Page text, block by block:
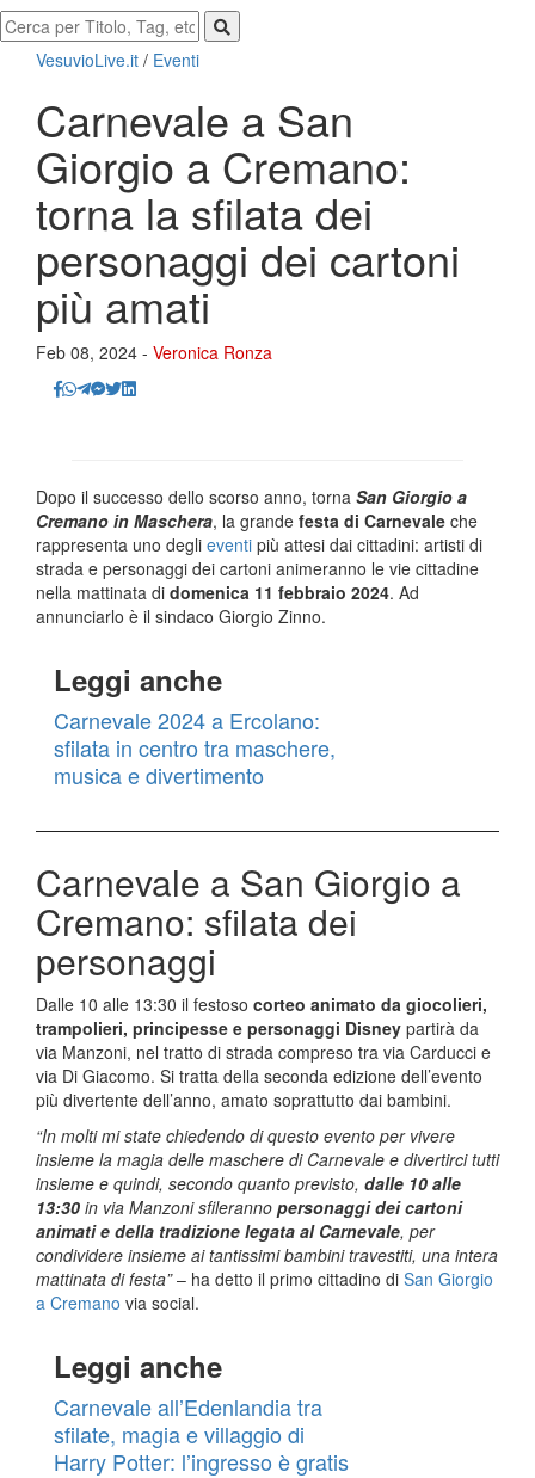
VesuvioLive.it / Eventi
Carnevale a San
Giorgio a Cremano:
torna la sfilata dei
personaggi dei cartoni
più amati
Feb 08, 2024 - Veronica Ronza
Dopo il successo dello scorso anno, torna San Giorgio a
Cremano in Maschera, la grande festa di Carnevale che
rappresenta uno degli eventi più attesi dai cittadini: artisti di
strada e personaggi dei cartoni animeranno le vie cittadine
nella mattinata di domenica 11 febbraio 2024. Ad
annunciarlo è il sindaco Giorgio Zinno.
Leggi anche
Carnevale 2024 a Ercolano:
sfilata in centro tra maschere,
musica e divertimento
Carnevale a San Giorgio a
Cremano: sfilata dei
personaggi
Dalle 10 alle 13:30 il festoso corteo animato da giocolieri,
trampolieri, principesse e personaggi Disney partirà da
via Manzoni, nel tratto di strada compreso tra via Carducci e
via Di Giacomo. Si tratta della seconda edizione dell’evento
più divertente dell’anno, amato soprattutto dai bambini.
“In molti mi state chiedendo di questo evento per vivere
insieme la magia delle maschere di Carnevale e divertirci tutti
insieme e quindi, secondo quanto previsto, dalle 10 alle
13:30 in via Manzoni sfileranno personaggi dei cartoni
animati e della tradizione legata al Carnevale, per
condividere insieme ai tantissimi bambini travestiti, una intera
mattinata di festa”– ha detto il primo cittadino di San Giorgio
a Cremano via social.
Leggi anche
Carnevale all’Edenlandia tra
sfilate, magia e villaggio di
Harry Potter: l’ingresso è gratis